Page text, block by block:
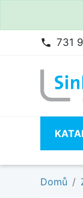
phone 731
Domů